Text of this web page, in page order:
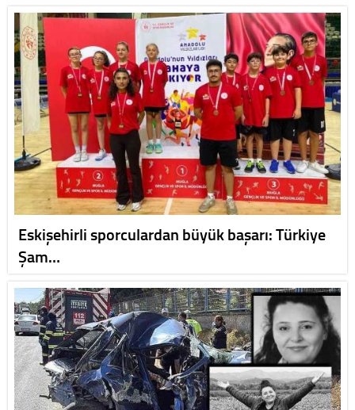
Eskişehirli sporculardan büyük başarı: Türkiye
Şam…